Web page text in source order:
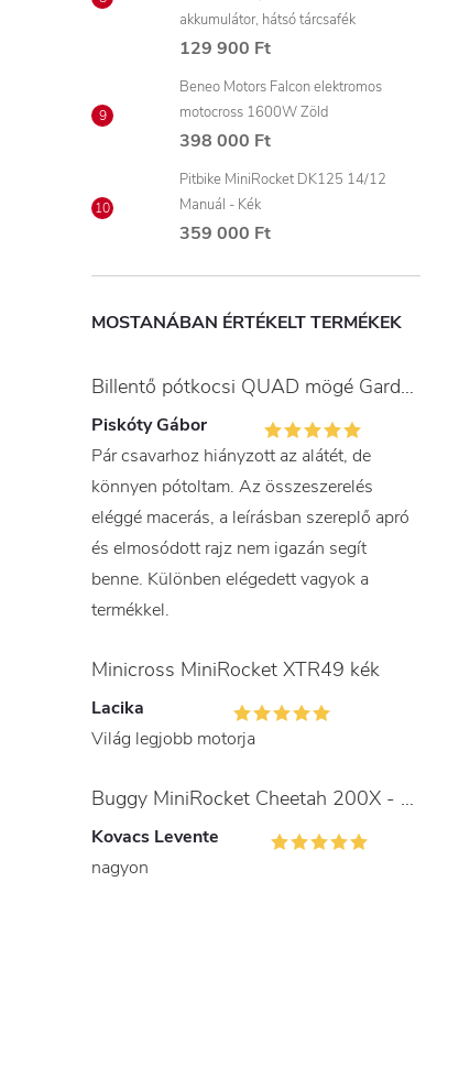
akkumulátor, hátsó tárcsafék
129 900 Ft
Beneo Motors Falcon elektromos
motocross 1600W Zöld
398 000 Ft
Pitbike MiniRocket DK125 14/12
Manuál - Kék
359 000 Ft
MOSTANÁBAN ÉRTÉKELT TERMÉKEK
Billentő pótkocsi QUAD mögé Gardner
Piskóty Gábor
Pár csavarhoz hiányzott az alátét, de
könnyen pótoltam. Az összeszerelés
eléggé macerás, a leírásban szereplő apró
és elmosódott rajz nem igazán segít
benne. Különben elégedett vagyok a
termékkel.
Minicross MiniRocket XTR49 kék
Lacika
Világ legjobb motorja
Buggy MiniRocket Cheetah 200X - gyerekeknek és felnőtteknek
Kovacs Levente
nagyon